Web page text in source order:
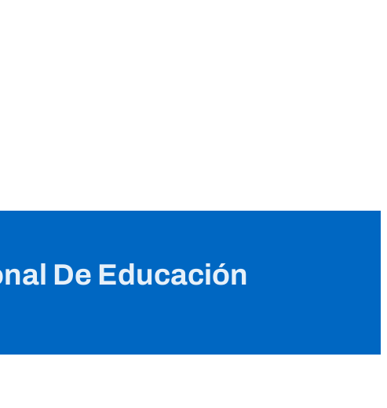
De Educación